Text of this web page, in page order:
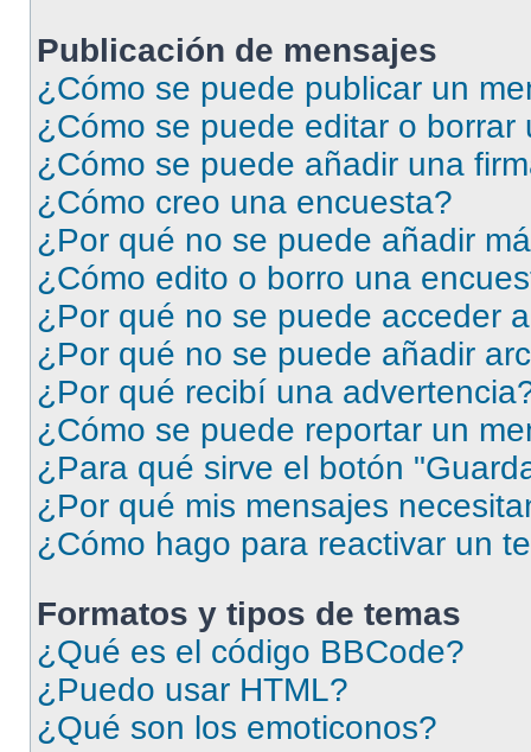
Publicación de mensajes
¿Cómo se puede publicar un
¿Cómo se puede editar o borrar
¿Cómo se puede añadir una
¿Cómo creo una encuesta?
¿Por qué no se puede añadir
¿Cómo edito o borro una
¿Por qué no se puede acceder
¿Por qué no se puede añadir
¿Por qué recibí una
¿Cómo se puede reportar un
¿Para qué sirve el botón
¿Por qué mis mensajes
¿Cómo hago para reactivar un
Formatos y tipos de temas
¿Qué es el código BBCode?
¿Puedo usar HTML?
¿Qué son los emoticonos?